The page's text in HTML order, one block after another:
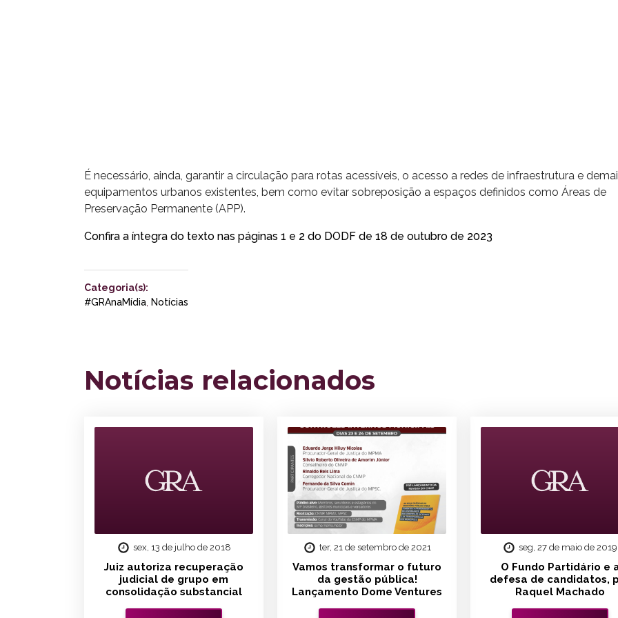
É necessário, ainda, garantir a circulação para rotas acessíveis, o acesso a redes de infraestrutura e
equipamentos urbanos existentes, bem como evitar sobreposição a espaços definidos como Áreas de
Preservação Permanente (APP).
Confira a íntegra do texto nas páginas 1 e 2 do DODF de 18 de outubro de 2023
Categoria(s):
#GRAnaMídia Notícias
Notícias relacionados
sex, 13 de julho de 2018
Juiz autoriza recuperação
judicial de grupo em
consolidação substancial
ter, 21 de setembro de 2021
Vamos transformar o futuro
da gestão pública!
Lançamento Dome Ventures
seg, 27 de maio de 2019
O Fundo Partidário e
defesa de candidatos,
Raquel Machado